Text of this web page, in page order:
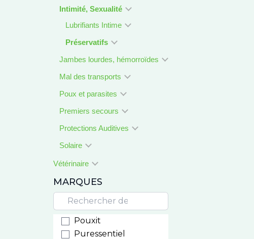
Intimité, Sexualité
Lubrifiants Intime
Préservatifs
Jambes lourdes, hémorroïdes
Mal des transports
Poux et parasites
Premiers secours
Protections Auditives
Solaire
Vétérinaire
MARQUES
Pouxit
Puressentiel